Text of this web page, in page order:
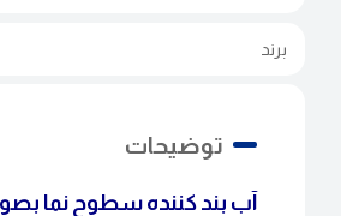
برند
توضیحات
آب بند کننده سطوح نما